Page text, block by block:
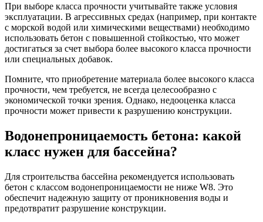
При выборе класса прочности учитывайте также условия
эксплуатации. В агрессивных средах (например, при контакте
с морской водой или химическими веществами) необходимо
использовать бетон с повышенной стойкостью, что может
достигаться за счет выбора более высокого класса прочности
или специальных добавок.
Помните, что приобретение материала более высокого класса
прочности, чем требуется, не всегда целесообразно с
экономической точки зрения. Однако, недооценка класса
прочности может привести к разрушению конструкции.
Водонепроницаемость бетона: какой
класс нужен для бассейна?
Для строительства бассейна рекомендуется использовать
бетон с классом водонепроницаемости не ниже W8. Это
обеспечит надежную защиту от проникновения воды и
предотвратит разрушение конструкции.